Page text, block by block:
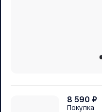
8 590 ₽
Покупка